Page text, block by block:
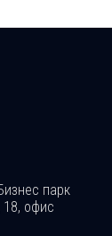
парк
18, офис